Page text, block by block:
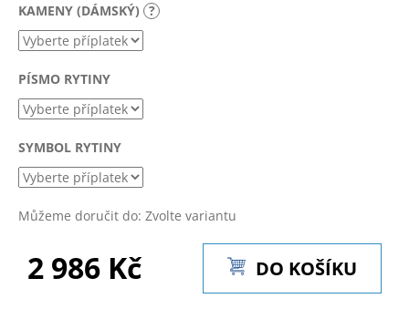
KAMENY (DÁMSKÝ) ?
PÍSMO RYTINY
SYMBOL RYTINY
Můžeme doručit do: Zvolte variantu
2 986 Kč DO KOŠÍKU
o
p
o
r
u
č
u
j
e
e